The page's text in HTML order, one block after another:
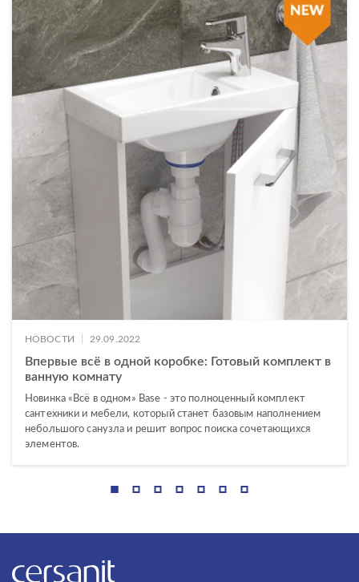
НОВОСТИ 29.09.2022
Впервые всё в одной коробке: Готовый комплект в
ванную комнату
Новинка «Всё в одном» Base - это полноценный комплект
сантехники и мебели, который станет базовым наполнением
небольшого санузла и решит вопрос поиска сочетающихся
элементов.